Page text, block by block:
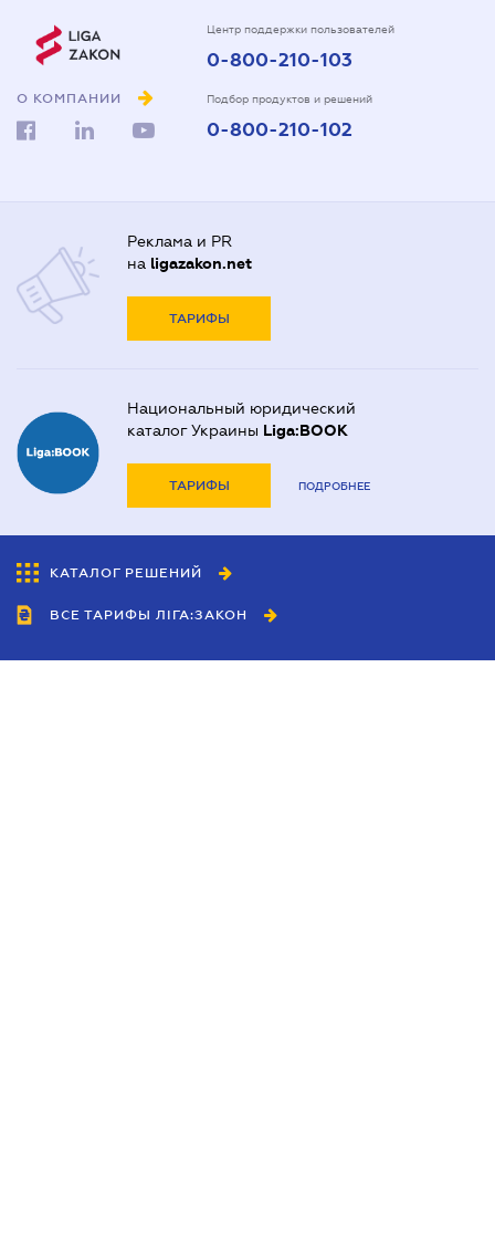
О КОМПАНИИ
Центр поддержки пользователей
0-800-210-103
Подбор продуктов и решений
0-800-210-102
Реклама и PR
на ligazakon.net
ТАРИФЫ
Национальный юридический
каталог Украины Liga:BOOK
ТАРИФЫ ПОДРОБНЕЕ
КАТАЛОГ РЕШЕНИЙ
ВСЕ ТАРИФЫ ЛІГА:ЗАКОН